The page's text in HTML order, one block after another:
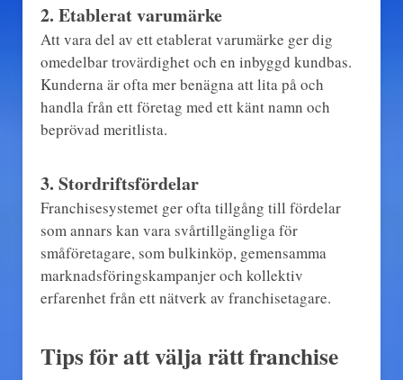
2. Etablerat varumärke
Att vara del av ett etablerat varumärke ger dig
omedelbar trovärdighet och en inbyggd kundbas.
Kunderna är ofta mer benägna att lita på och
handla från ett företag med ett känt namn och
beprövad meritlista.
3. Stordriftsfördelar
Franchisesystemet ger ofta tillgång till fördelar
som annars kan vara svårtillgängliga för
småföretagare, som bulkinköp, gemensamma
marknadsföringskampanjer och kollektiv
erfarenhet från ett nätverk av franchisetagare.
Tips för att välja rätt franchise